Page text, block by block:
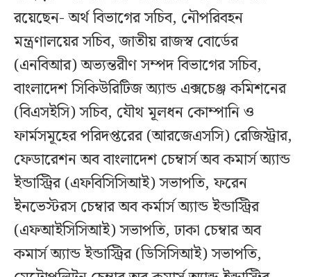
রয়েছেন- অর্থ বিভাগের সচিব, নৌপরিবহন
মন্ত্রণালয়ের সচিব, জাতীয় রাজস্ব বোর্ডের
(এনবিআর) অভ্যন্তরীণ সম্পদ বিভাগের সচিব,
বাংলাদেশ সিকিউরিটিজ অ্যান্ড এক্সচেঞ্জ কমিশনের
(বিএসইসি) সচিব, যৌথ মূলধন কোম্পানি ও
ফার্মসমূহের পরিদপ্তরের (আরজেএসসি) রেজিস্ট্রার,
ফেডারেশন অব বাংলাদেশ চেম্বার্স অব কমার্স অ্যান্ড
ইন্ডাস্ট্রির (এফবিসিসিআই) সভাপতি, ফরেন
ইনভেস্টরস চেম্বার অব কর্মার্স অ্যান্ড ইন্ডাস্ট্রির
(এফআইসিসিআই) সভাপতি, ঢাকা চেম্বার অব
কমার্স অ্যান্ড ইন্ডাস্ট্রির (ডিসিসিআই) সভাপতি,